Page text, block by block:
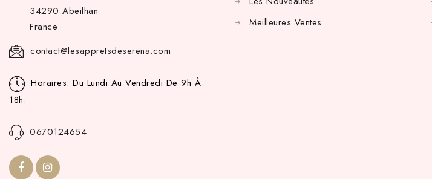
34290 Abeilhan
France
contact@lesappretsdeserena.com
Horaires: Du Lundi Au Vendredi De 9h À
18h.
0670124654
Meilleures Ventes